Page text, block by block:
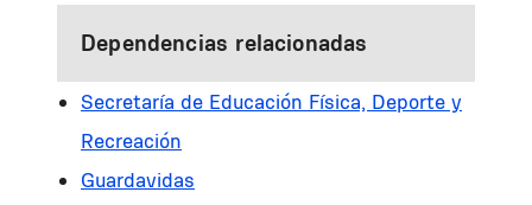
Dependencias relacionadas
Secretaría de Educación Física, Deporte y
Recreación
Guardavidas